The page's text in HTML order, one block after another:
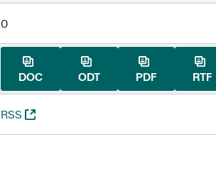
0
DOC ODT PDF RTF
RSS (Obre una nova finestra)